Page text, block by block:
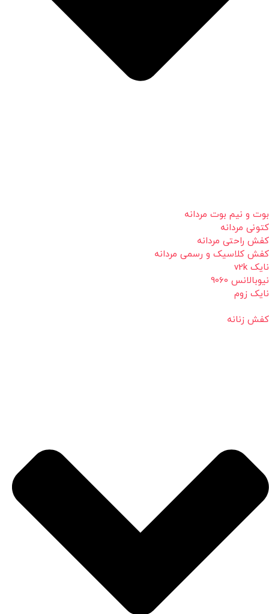
بوت و نیم بوت مردانه
کتونی مردانه
کفش راحتی مردانه
کفش کلاسیک و رسمی مردانه
نایک v2k
نیوبالانس 9060
نایک زوم
کفش زنانه